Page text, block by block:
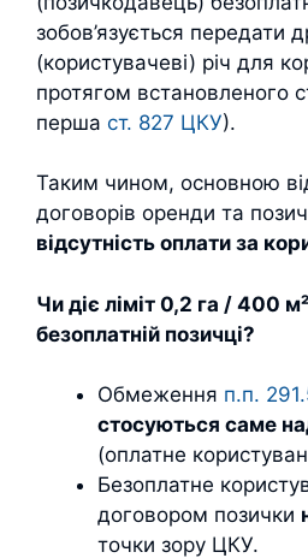
зобов’язується передати
(користувачеві) річ для
протягом встановленого
перша ст. 827 ЦКУ).
Таким чином, основною
договорів оренди та
відсутність оплати за
Чи діє ліміт 0,2 га / 400
безоплатній позичці?
Обмеження п.п.
стосуються саме
(оплатне
Безоплатне
договором позички
точки зору ЦКУ.